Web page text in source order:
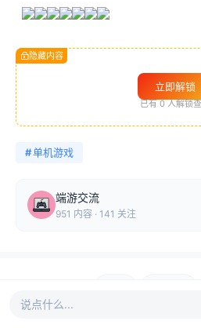
隐藏内容
立即解锁
已有 0 人解锁
#单机游戏
端游交流
951 内容 · 141 关注
说点什么...